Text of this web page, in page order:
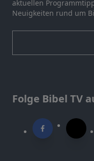
aktuellen
Neuigkeiten rund um
Folge Bibel TV